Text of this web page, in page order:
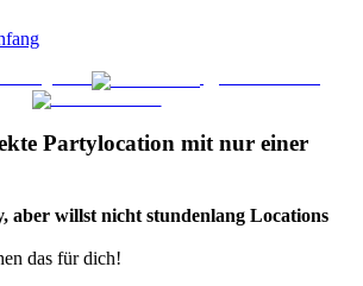
Partylocation mit nur einer
aber willst nicht stundenlang Locations
das für dich!